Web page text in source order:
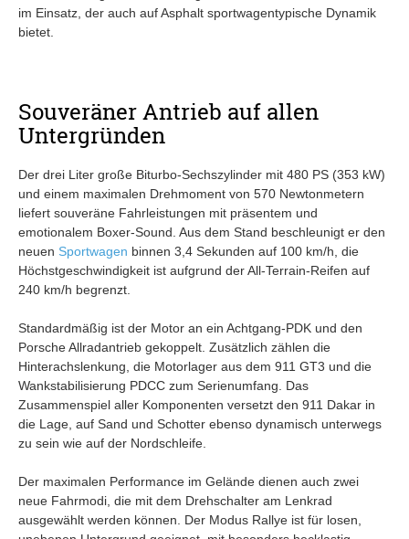
im Einsatz, der auch auf Asphalt sportwagentypische Dynamik
bietet.
Souveräner Antrieb auf allen
Untergründen
Der drei Liter große Biturbo-Sechszylinder mit 480 PS (353 kW)
und einem maximalen Drehmoment von 570 Newtonmetern
liefert souveräne Fahrleistungen mit präsentem und
emotionalem Boxer-Sound. Aus dem Stand beschleunigt er den
neuen Sportwagen binnen 3,4 Sekunden auf 100 km/h, die
Höchstgeschwindigkeit ist aufgrund der All-Terrain-Reifen auf
240 km/h begrenzt.
Standardmäßig ist der Motor an ein Achtgang-PDK und den
Porsche Allradantrieb gekoppelt. Zusätzlich zählen die
Hinterachslenkung, die Motorlager aus dem 911 GT3 und die
Wankstabilisierung PDCC zum Serienumfang. Das
Zusammenspiel aller Komponenten versetzt den 911 Dakar in
die Lage, auf Sand und Schotter ebenso dynamisch unterwegs
zu sein wie auf der Nordschleife.
Der maximalen Performance im Gelände dienen auch zwei
neue Fahrmodi, die mit dem Drehschalter am Lenkrad
ausgewählt werden können. Der Modus Rallye ist für losen,